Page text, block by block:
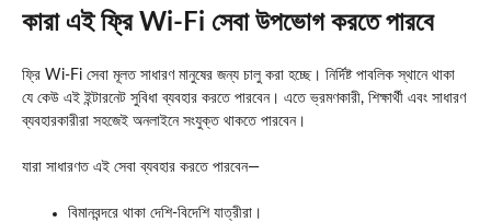
কারা এই ফ্রি Wi-Fi সেবা উপভোগ করতে পারবে
ফ্রি Wi-Fi সেবা মূলত সাধারণ মানুষের জন্য চালু করা হচ্ছে। নির্দিষ্ট পাবলিক স্থানে থাকা
যে কেউ এই ইন্টারনেট সুবিধা ব্যবহার করতে পারবেন। এতে ভ্রমণকারী, শিক্ষার্থী এবং সাধারণ
ব্যবহারকারীরা সহজেই অনলাইনে সংযুক্ত থাকতে পারবেন।
যারা সাধারণত এই সেবা ব্যবহার করতে পারবেন—
বিমানবন্দরে থাকা দেশি-বিদেশি যাত্রীরা।